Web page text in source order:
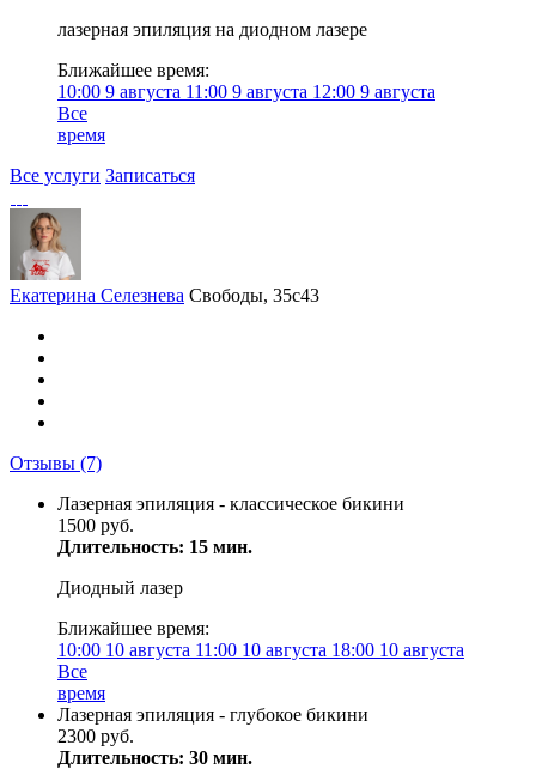
лазерная эпиляция на диодном лазере
Ближайшее время:
10:00 9 августа 11:00 9 августа 12:00 9 августа
Все
время
Все услуги Записаться
Екатерина Селезнева Свободы, 35с43
Отзывы (7)
Лазерная эпиляция - классическое бикини
1500 руб.
Длительность: 15 мин.
Диодный лазер
Ближайшее время:
10:00 10 августа 11:00 10 августа 18:00 10 августа
Все
время
Лазерная эпиляция - глубокое бикини
2300 руб.
Длительность: 30 мин.